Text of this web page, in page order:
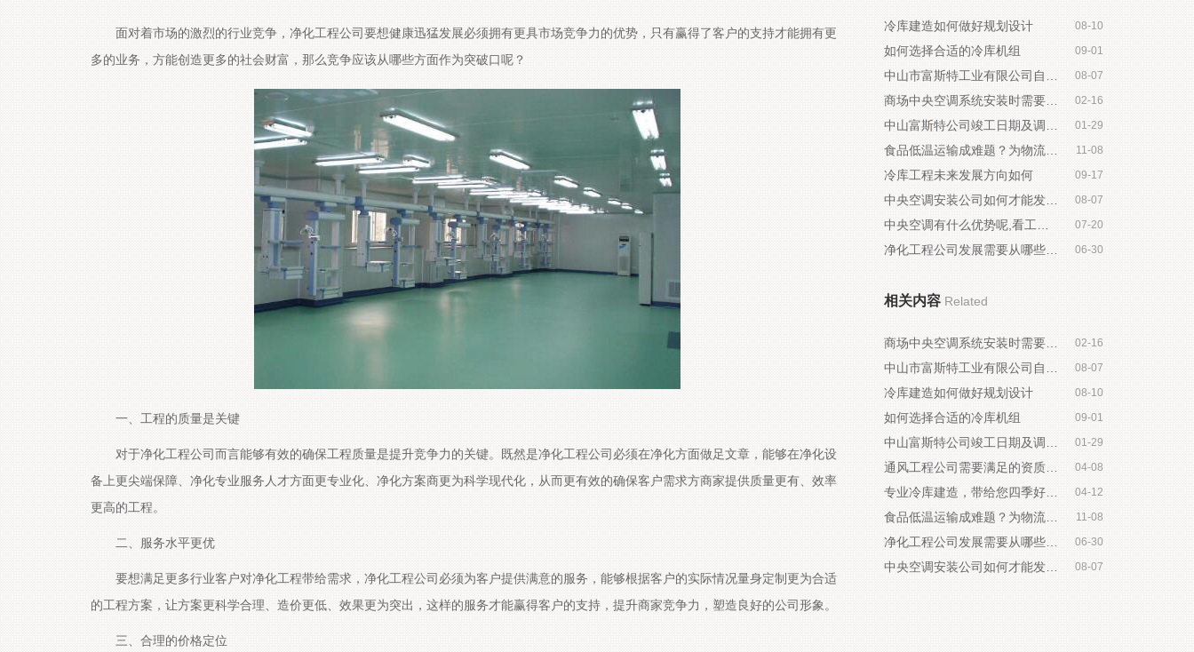
面对着市场的激烈的行业竞争，净化工程公司要想健康迅猛发展必须拥有更具市场竞争力的优势，只有赢得了客户的支持才能拥有更
多的业务，方能创造更多的社会财富，那么竞争应该从哪些方面作为突破口呢？
一、工程的质量是关键
对于净化工程公司而言能够有效的确保工程质量是提升竞争力的关键。既然是净化工程公司必须在净化方面做足文章，能够在净化设
备上更尖端保障、净化专业服务人才方面更专业化、净化方案商更为科学现代化，从而更有效的确保客户需求方商家提供质量更有、效率
更高的工程。
二、服务水平更优
要想满足更多行业客户对净化工程带给需求，净化工程公司必须为客户提供满意的服务，能够根据客户的实际情况量身定制更为合适
的工程方案，让方案更科学合理、造价更低、效果更为突出，这样的服务才能赢得客户的支持，提升商家竞争力，塑造良好的公司形象。
三、合理的价格定位
冷库建造如何做好规划设计 08-10
如何选择合适的冷库机组 09-01
08-07
商场中央空调系统安装时需要注意哪些 02-16
01-29
食品低温运输成难题？为物流冷库疯狂打call 11-08
冷库工程未来发展方向如何 09-17
中央空调安装公司如何才能发展壮大 08-07
07-20
净化工程公司发展需要从哪些方面突破 06-30
相关内容 Related
商场中央空调系统安装时需要注意哪些 02-16
08-07
冷库建造如何做好规划设计 08-10
如何选择合适的冷库机组 09-01
01-29
通风工程公司需要满足的资质条件 04-08
专业冷库建造，带给您四季好生鲜！ 04-12
食品低温运输成难题？为物流冷库疯狂打call 11-08
净化工程公司发展需要从哪些方面突破 06-30
中央空调安装公司如何才能发展壮大 08-07